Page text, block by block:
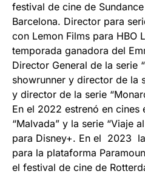
festival de cine de
Barcelona. Director para
con Lemon Films para HBO
temporada ganadora del
Director General de la serie
showrunner y director de la
y director de la serie
En el 2022 estrenó en cines
“Malvada” y la serie “Viaje
para Disney+. En el 2023
para la plataforma
el festival de cine de